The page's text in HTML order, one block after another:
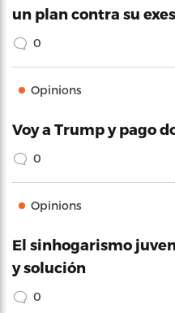
un plan contra su
0
Opinions
Voy a Trump y pago
0
Opinions
El sinhogarismo
y solución
0